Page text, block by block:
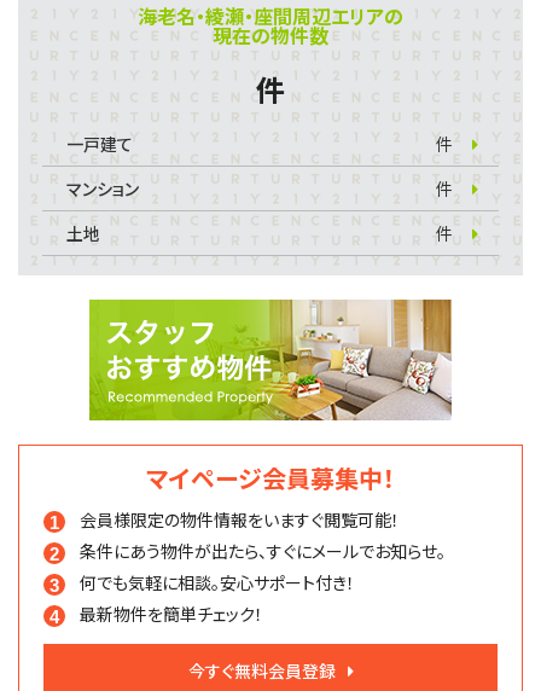
海老名・綾瀬・座間周辺エリアの
現在の物件数
件
一戸建て
件
マンション
件
土地
件
マイページ会員募集中！
会員様限定の物件情報をいますぐ閲覧可能！
条件にあう物件が出たら、すぐにメールでお知らせ。
何でも気軽に相談。安心サポート付き！
最新物件を簡単チェック！
今すぐ無料会員登録